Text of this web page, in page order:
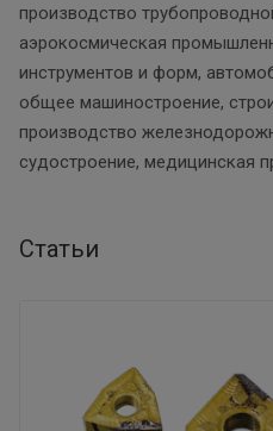
производство
аэрокосмическая
инструментов и форм,
общее машиностроение,
производство
судостроение, медицинская
Статьи